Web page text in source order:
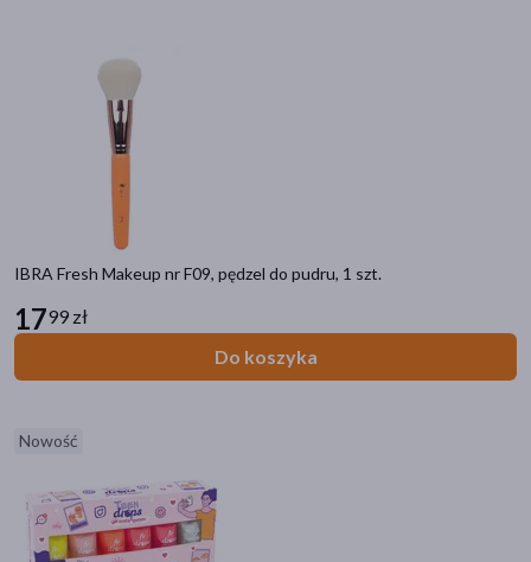
IBRA Fresh Makeup nr F09, pędzel do pudru, 1 szt.
1799 zł
Do koszyka
Nowość
wysokobiałkowa
wysokoenergetyczna
Zalecenia żywieniowe
Bez glutenu
Bez sztucznych aromatów (5)
Bez dodatku cukru
Neo Make Up Intense Serum
Nacomi Next LVL(52)